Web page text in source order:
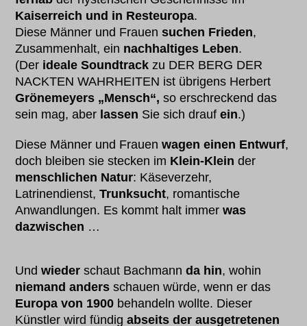
Kaiserreich und in Resteuropa.
Diese Männer und Frauensuchen Frieden,
Zusammenhalt, ein nachhaltiges Leben.
(Der ideale Soundtrack zu DER BERG DER
NACKTEN WAHRHEITEN ist übrigens Herbert
Grönemeyers „Mensch“, so erschreckend das
sein mag, aber lassen Sie sich draufein.)
Diese Männer und Frauenwagen einen Entwurf,
doch bleiben sie stecken im Klein-Klein der
menschlichen Natur: Käseverzehr,
Latrinendienst,Trunksucht, romantische
Anwandlungen. Es kommt halt immerwas
dazwischen …
Undwieder schaut Bachmannda hin, wohin
niemand anders schauen würde, wenn er das
Europa von 1900 behandeln wollte. Dieser
Künstler wird fündigabseits der ausgetretenen